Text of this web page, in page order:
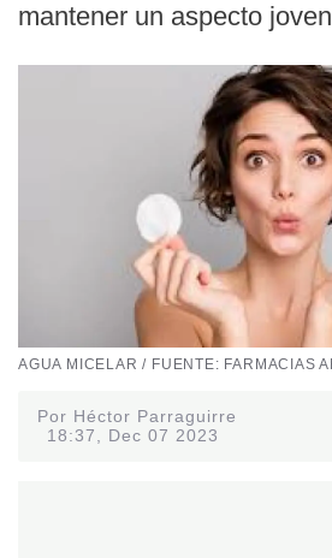
mantener un aspecto
AGUA MICELAR / FUENTE: FARMACIAS
Por Héctor Parraguirre
18:37, Dec 07 2023